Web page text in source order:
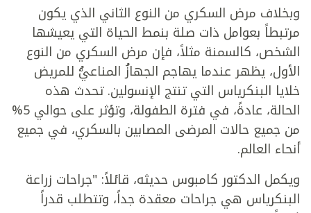
وبخلاف مرض السكري من النوع الثاني الذي يكون
مرتبطاً بعوامل ذات صلة بنمط الحياة التي يعيشها
الشخص، كالسمنة مثلاً، فإن مرض السكري من النوع
الأول، يظهر عندما يهاجم الجهازُ المناعيُّ للمريض
خلايا البنكرياس التي تنتج الإنسولين. تحدث هذه
الحالة، عادةً، في فترة الطفولة، وتؤثر على حوالي 5%
من جميع حالات المرضى المصابين بالسكري، في جميع
أنحاء العالم.
ويكمل الدكتور كامبوس حديثه، قائلاً: "جراحات زراعة
البنكرياس هي جراحات معقدة جداً، وتتطلب قدراً